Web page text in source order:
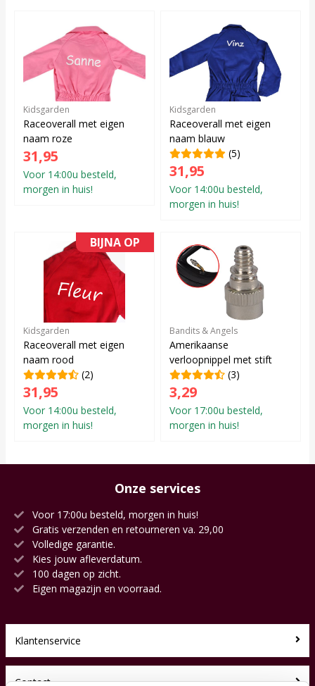
Kidsgarden
Raceoverall met eigen
naam roze
31,95
Voor 14:00u besteld,
morgen in huis!
Kidsgarden
Raceoverall met eigen
naam blauw
(5)
31,95
Voor 14:00u besteld,
morgen in huis!
BIJNA OP
Kidsgarden
Raceoverall met eigen
naam rood
(2)
31,95
Voor 14:00u besteld,
morgen in huis!
Bandits & Angels
Amerikaanse
verloopnippel met stift
(3)
3,29
Voor 17:00u besteld,
morgen in huis!
Onze services
Voor 17:00u besteld, morgen in huis!
Gratis verzenden en retourneren va. 29,00
Volledige garantie.
Kies jouw afleverdatum.
100 dagen op zicht.
Eigen magazijn en voorraad.
Klantenservice
Contact